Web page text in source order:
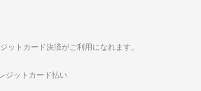
ットカード決済がご利用になれます。